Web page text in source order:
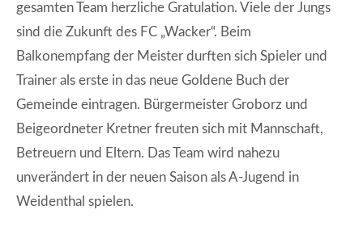
gesamten Team herzliche Gratulation. Viele der Jungs
sind die Zukunft des FC „Wacker“. Beim
Balkonempfang der Meister durften sich Spieler und
Trainer als erste in das neue Goldene Buch der
Gemeinde eintragen. Bürgermeister Groborz und
Beigeordneter Kretner freuten sich mit Mannschaft,
Betreuern und Eltern. Das Team wird nahezu
unverändert in der neuen Saison als A-Jugend in
Weidenthal spielen.